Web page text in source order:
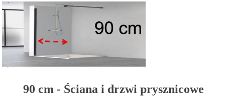
90 cm - Ściana i drzwi prysznicowe